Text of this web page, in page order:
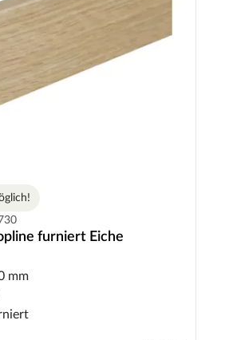
furniert Eiche
mm